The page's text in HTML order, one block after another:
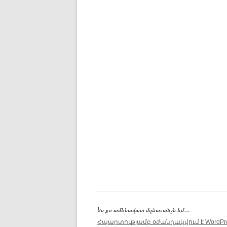
Ես քո ամենավատ մղձաւանջն եմ…
Հպարտությամբ օժանդակվում է